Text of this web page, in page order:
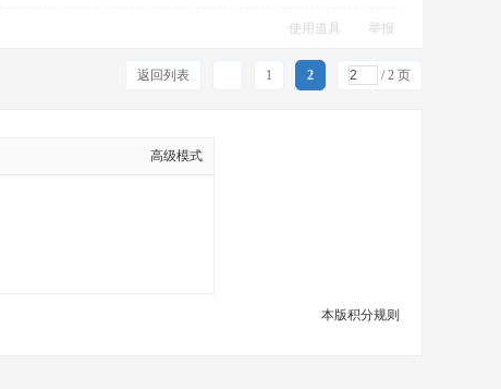
使用道具 举报
1 2 / 2 页
返回列表
高级模式
本版积分规则